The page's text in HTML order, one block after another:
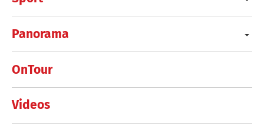
Panorama
OnTour
Videos